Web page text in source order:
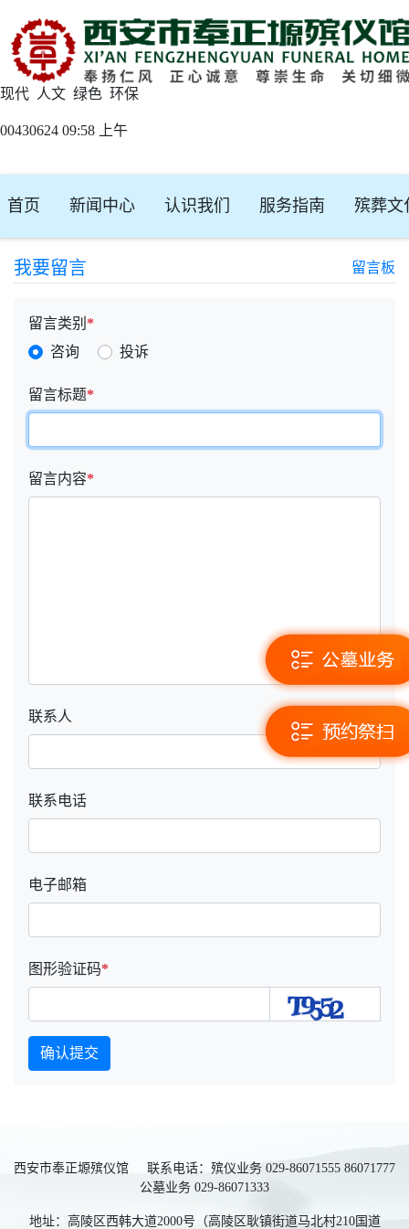
现代 人文 绿色 环保
00430624 09:58 上午
首页 新闻中心 认识我们 服务指南 殡葬文
我要留言 留言板
留言类别 *
咨询
投诉
留言标题*
留言内容*
联系人
联系电话
电子邮箱
图形验证码*
确认提交
西安市奉正塬殡仪馆 联系电话：殡仪业务 029-86071555 86071777
公墓业务 029-86071333
地址：高陵区西韩大道2000号（高陵区耿镇街道马北村210国道